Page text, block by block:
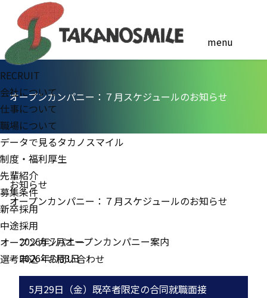
RECRUIT
menu
会社について
仕事について
職場について
データで見るタカノスマイル
制度・福利厚生
先輩紹介
募集条件
新卒採用
中途採用
オープンカンパニー
選考申込・お問い合わせ
オープンカンパニー：７月スケジュールのお知らせ
お知らせ
オープンカンパニー：７月スケジュールのお知らせ
2026年7月オープンカンパニー案内
2026年7月3日
5月29日（金）既卒者限定の合同就職面接